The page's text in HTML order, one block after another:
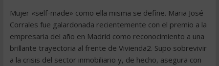
Mujer «self-made» como ella misma se define. Maria José
Corrales fue galardonada recientemente con el premio a la
empresaria del año en Madrid como reconocimiento a una
brillante trayectoria al frente de Vivienda2. Supo sobrevivir
a la crisis del sector inmobiliario y, de hecho, asegura con